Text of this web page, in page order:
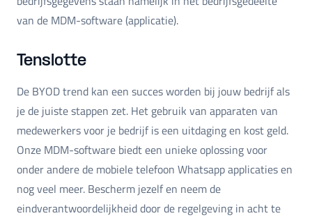
van de MDM-software (applicatie).
Tenslotte
De BYOD trend kan een succes worden bij jouw bedrijf als
je de juiste stappen zet. Het gebruik van apparaten van
medewerkers voor je bedrijf is een uitdaging en kost geld.
Onze MDM-software biedt een unieke oplossing voor
onder andere de mobiele telefoon Whatsapp applicaties en
nog veel meer. Bescherm jezelf en neem de
eindverantwoordelijkheid door de regelgeving in acht te